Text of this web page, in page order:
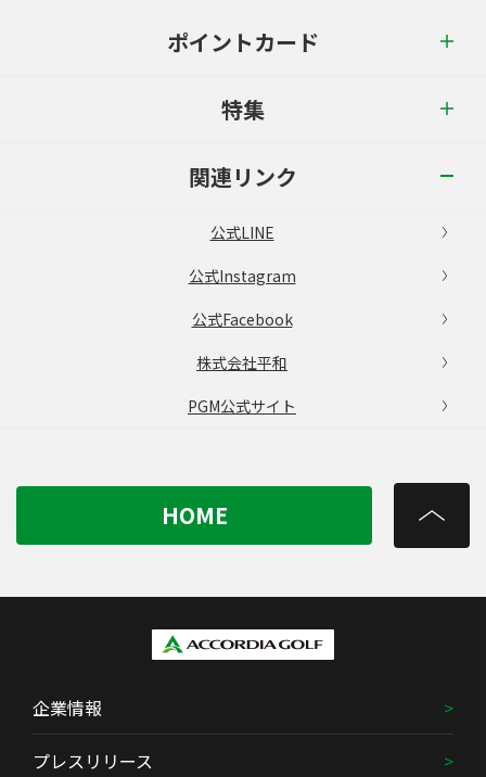
ポイントカード
特集
関連リンク
公式LINE
公式Instagram
公式Facebook
株式会社平和
PGM公式サイト
HOME
企業情報
プレスリリース